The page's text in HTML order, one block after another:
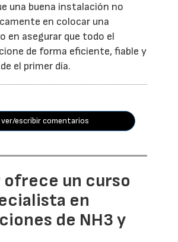
una buena instalación no
en colocar una
en asegurar que todo el
de forma eficiente, fiable y
el primer día.
ver/escribir comentarios
un curso
en
de NH3 y